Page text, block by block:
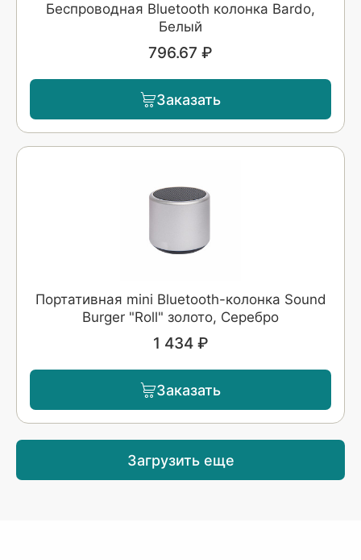
Беспроводная Bluetooth колонка Bardo,
Белый
796.67 ₽
Заказать
Портативная mini Bluetooth-колонка Sound
Burger "Roll" золото, Серебро
1 434 ₽
Заказать
Загрузить еще